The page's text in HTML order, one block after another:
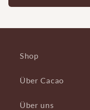
Shop
Über Cacao
Über uns